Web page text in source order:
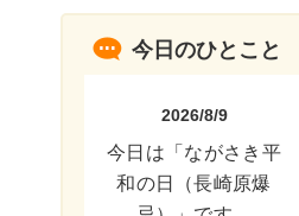
今日のひとこと
2026/8/9
今日は「ながさき平
和の日（長崎原爆